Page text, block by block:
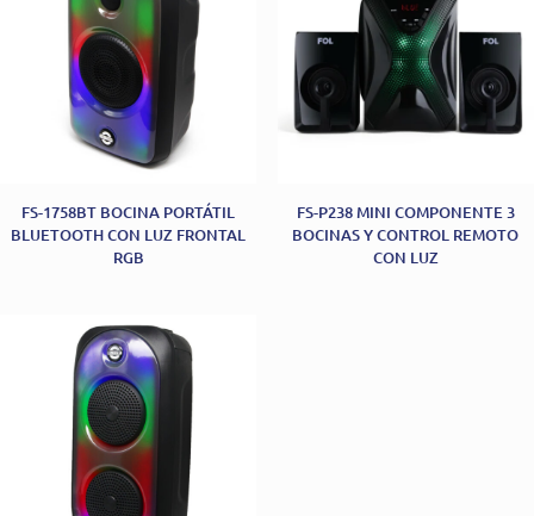
FS-1758BT BOCINA PORTÁTIL
BLUETOOTH CON LUZ FRONTAL
RGB
FS-P238 MINI COMPONENTE 3
BOCINAS Y CONTROL REMOTO
CON LUZ